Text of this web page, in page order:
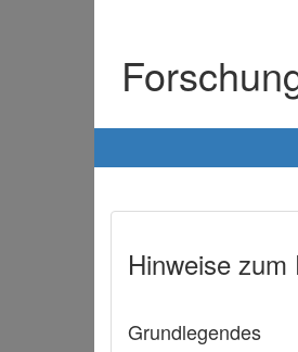
Hinweise
Grundlegendes